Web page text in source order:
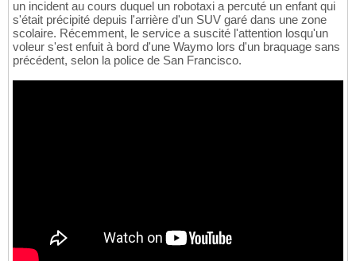
un incident au cours duquel un robotaxi a percuté un enfant qui
s'était précipité depuis l'arrière d'un SUV garé dans une zone
scolaire. Récemment, le service a suscité l'attention losqu'un
voleur s'est enfuit à bord d'une Waymo lors d'un braquage sans
précédent, selon la police de San Francisco.